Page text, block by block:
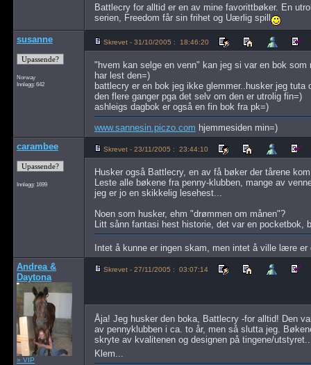
Battlecry for alltid er en av mine favorittbøker. En
serien, Freedom får sin frihet og Uærlig spill
susanne
Norway
Innlegg: 642
Skrevet - 31/10/2005 : 18:46:20
"hvem kan selge en venn" kan jeg si var en bok
har lest den=)
battlecry er en bok jeg ikke glemmer..husker jeg
den flere ganger pga det selv om den er utrolig fin=)
ashleigs dagbok er også en fin bok fra pk=)
www.sannesin.piczo.com hjemmesiden min=)
carambee
Innlegg: 1699
Skrevet - 23/11/2005 : 23:44:10
Husker også Battlecry, en av få bøker der tårene
Leste alle bøkene fra penny-klubben, mange av
jeg er jo en skikkelig lesehest...
Noen som husker, ehm "drømmen om månen"?
Litt sånn fantasi hest historie, det var en pocketbok,
Intet å kunne er ingen skam, men intet å ville lære
Andrea &
Daytona
» VIP
Skrevet - 27/11/2005 : 03:07:14
Åja! Jeg husker den boka, Battlecry -for alltid! Den
av pennyklubben i ca. to år, men så slutta jeg.
skryte av kvalitenen og designen på tingene/
Klem...